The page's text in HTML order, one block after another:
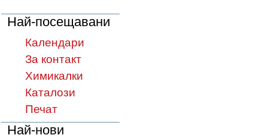
Най-посещавани
Календари
За контакт
Химикалки
Каталози
Печат
Най-нови